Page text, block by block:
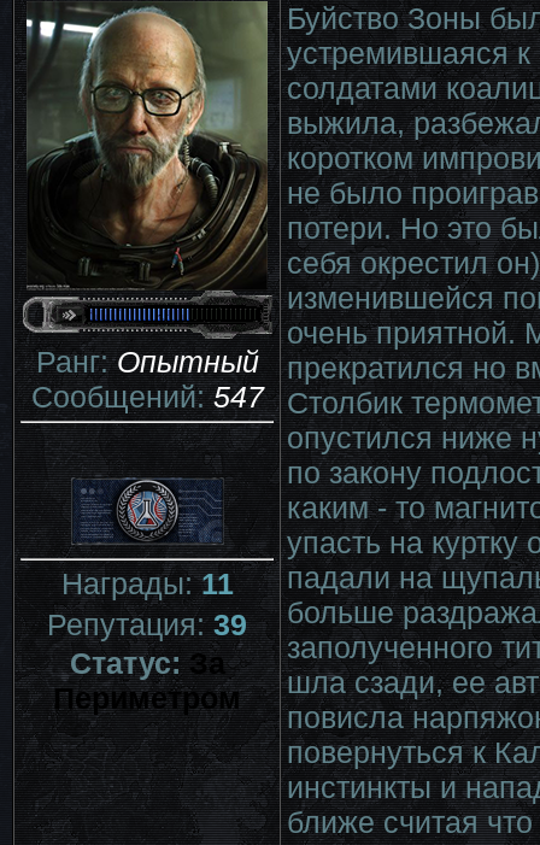
Ранг:Опытный
Сообщений:547
Награды:11
Репутация:39
Статус:За
Периметром
Буйство Зоны
устремившаяся
солдатами
выжила,
коротком
не было
потери. Но это
себя окрестил
изменившейся
очень
прекратился но
Столбик
опустился ниже
по закону
каким - то
упасть на куртку
падали на
больше
заполученного
шла сзади, ее
повисла
повернуться к
инстинкты и
ближе считая